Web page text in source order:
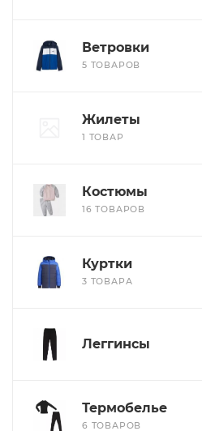
Ветровки
5 ТОВАРОВ
Жилеты
1 ТОВАР
Костюмы
16 ТОВАРОВ
Куртки
3 ТОВАРА
Леггинсы
Термобелье
6 ТОВАРОВ